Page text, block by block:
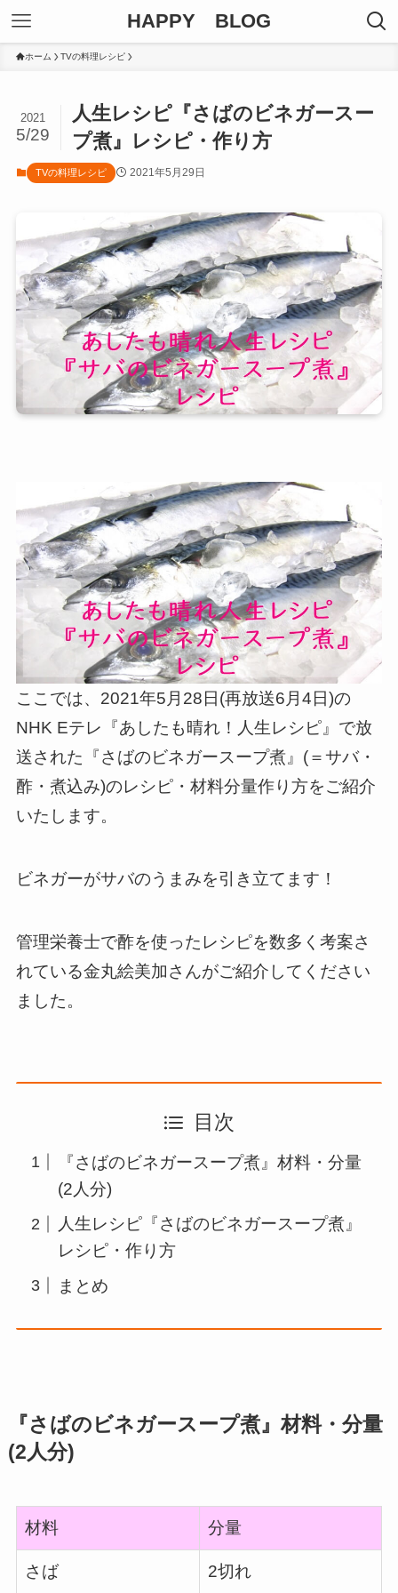
HAPPY BLOG
ホーム TVの料理レシピ
人生レシピ『さばのビネガースー
プ煮』レシピ・作り方
2021
5/29
TVの料理レシピ 2021年5月29日
ここでは、2021年5月28日(再放送6月4日)の
NHK Eテレ『あしたも晴れ！人生レシピ』で放
送された『さばのビネガースープ煮』(＝サバ・
酢・煮込み)のレシピ・材料分量作り方をご紹介
いたします。
ビネガーがサバのうまみを引き立てます！
管理栄養士で酢を使ったレシピを数多く考案さ
れている金丸絵美加さんがご紹介してください
ました。
目次
『さばのビネガースープ煮』材料・分量
(2人分)
人生レシピ『さばのビネガースープ煮』
レシピ・作り方
まとめ
『さばのビネガースープ煮』材料・分量
(2人分)
材料 分量
さば 2切れ